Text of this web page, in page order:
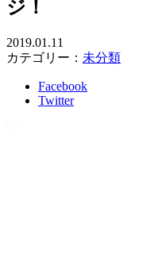
ジ！
2019.01.11
カテゴリー： 未分類
Facebook
Twitter